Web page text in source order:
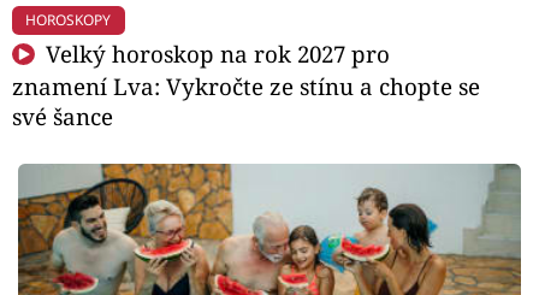
HOROSKOPY
Velký horoskop na rok 2027 pro
znamení Lva: Vykročte ze stínu a chopte se
své šance